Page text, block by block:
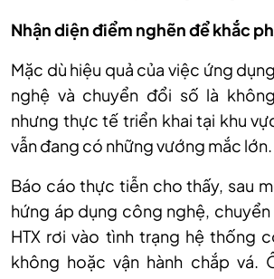
Nhận diện điểm nghẽn để khắc
Mặc dù hiệu quả của việc ứng
nghệ và chuyển đổi số là
nhưng thực tế triển khai tại khu
vẫn đang có những vướng mắc lớn.
Báo cáo thực tiễn cho thấy, sau
hứng áp dụng công nghệ,
HTX rơi vào tình trạng hệ thống
không hoặc vận hành chắp vá.